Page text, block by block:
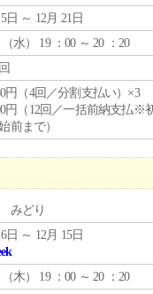
日 ～ 12月 21日
水） 19 ：00 ～ 20 ：20
円（4回／分割支払い）×3
円（12回／一括前納支払※
前まで）
みどり
日 ～ 12月 15日
木） 19 ：00 ～ 20 ：20